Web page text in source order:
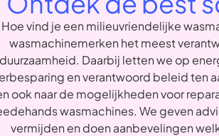
Hoe vind je een milieuvriendelijke
wasmachinemerken het meest
duurzaamheid. Daarbij letten we op
en verantwoord beleid ten
ook naar de mogelijkheden voor
wasmachines. We geven
vermijden en doen aanbevelingen